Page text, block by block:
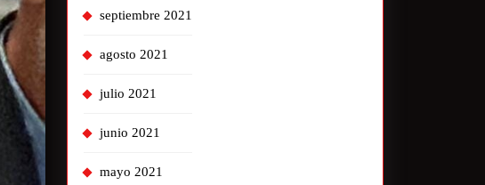
septiembre 2021
agosto 2021
julio 2021
junio 2021
mayo 2021